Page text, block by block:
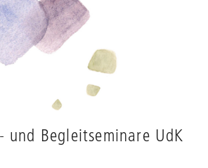
und Begleitseminare UdK